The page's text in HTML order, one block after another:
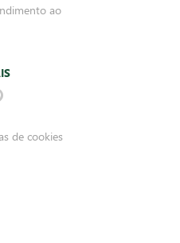
ao
de cookies